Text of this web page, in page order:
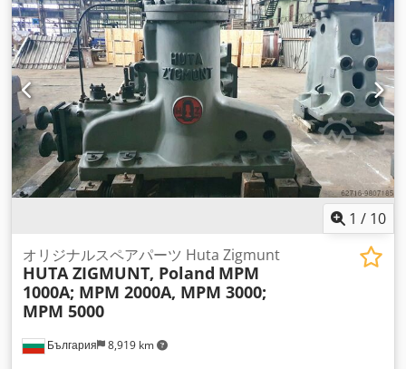
1 / 10
България 8,919 km
オリジナルスペアパーツ Huta Zigmunt
HUTA ZIGMUNT, Poland MPM
1000A; MPM 2000A, MPM 3000;
MPM 5000